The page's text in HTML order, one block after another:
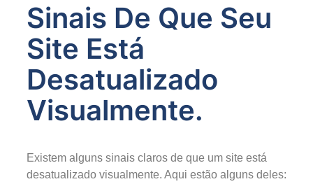
Sinais De Que Seu
Site Está
Desatualizado
Visualmente.
Existem alguns sinais claros de que um site está
desatualizado visualmente. Aqui estão alguns deles: